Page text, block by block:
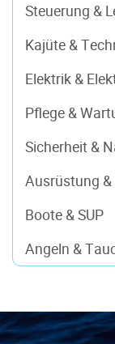
Steuerung &
Kajüte &
Elektrik &
Pflege &
Sicherheit &
Ausrüstung
Boote & SUP
Angeln &